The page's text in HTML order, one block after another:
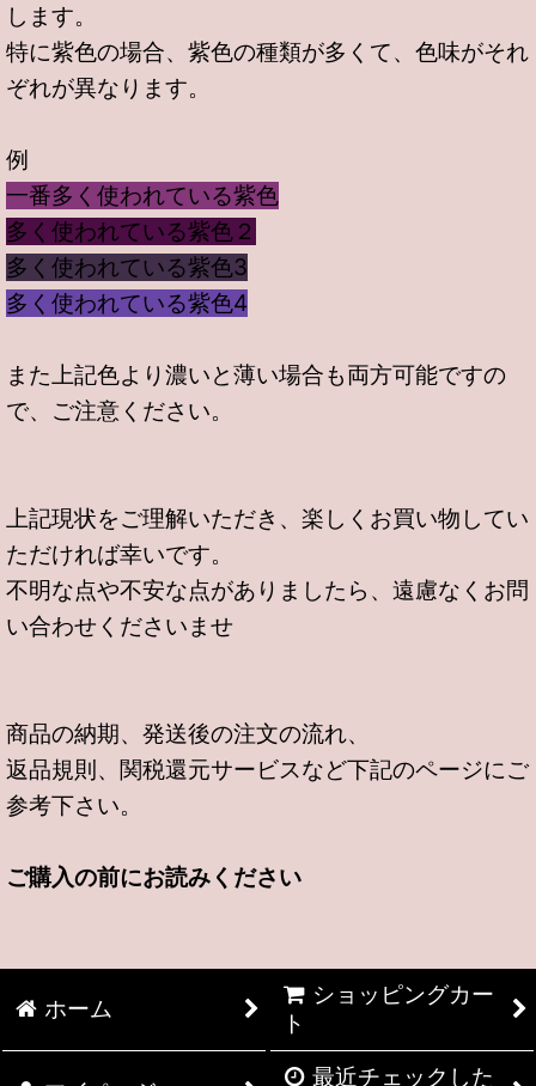
します。
特に紫色の場合、紫色の種類が多くて、色味がそれ
ぞれが異なります。
例
一番多く使われている紫色
多く使われている紫色２
多く使われている紫色3
多く使われている紫色4
また上記色より濃いと薄い場合も両方可能ですの
で、ご注意ください。
上記現状をご理解いただき、楽しくお買い物してい
ただければ幸いです。
不明な点や不安な点がありましたら、遠慮なくお問
い合わせくださいませ
商品の納期、発送後の注文の流れ、
返品規則、関税還元サービスなど下記のページにご
参考下さい。
ご購入の前にお読みください
ホーム
ショッピングカー
ト
最近チェックした